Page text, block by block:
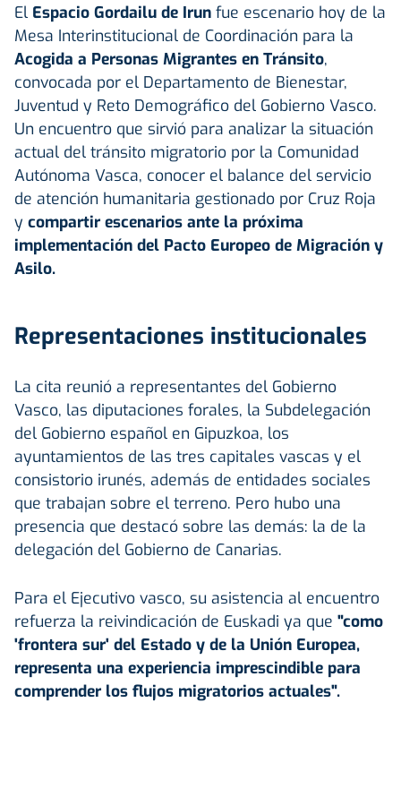
El Espacio Gordailu de Irun fue escenario hoy de la
Mesa Interinstitucional de Coordinación para la
Acogida a Personas Migrantes en Tránsito,
convocada por el Departamento de Bienestar,
Juventud y Reto Demográfico del Gobierno Vasco.
Un encuentro que sirvió para analizar la situación
actual del tránsito migratorio por la Comunidad
Autónoma Vasca, conocer el balance del servicio
de atención humanitaria gestionado por Cruz Roja
y compartir escenarios ante la próxima
implementación del Pacto Europeo de Migración y
Asilo.
Representaciones institucionales
La cita reunió a representantes del Gobierno
Vasco, las diputaciones forales, la Subdelegación
del Gobierno español en Gipuzkoa, los
ayuntamientos de las tres capitales vascas y el
consistorio irunés, además de entidades sociales
que trabajan sobre el terreno. Pero hubo una
presencia que destacó sobre las demás: la de la
delegación del Gobierno de Canarias.
Para el Ejecutivo vasco, su asistencia al encuentro
refuerza la reivindicación de Euskadi ya que "como
'frontera sur' del Estado y de la Unión Europea,
representa una experiencia imprescindible para
comprender los flujos migratorios actuales".